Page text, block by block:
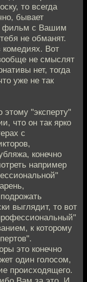
то всегда
бывает
фильм с Вашим
не обманят.
комедиях. Вот
не смыслят
нет, тогда
уже не так
"эксперту"
что он так ярко
с
конечно
например
выглядит, то вот
к которому
это конечно
один голосом,
происходящего.